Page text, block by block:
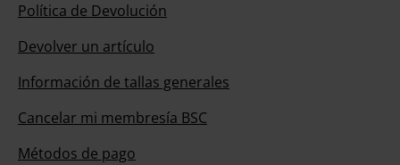
Política de Devolución
Devolver un artículo
Información de tallas generales
Cancelar mi membresía BSC
Métodos de pago